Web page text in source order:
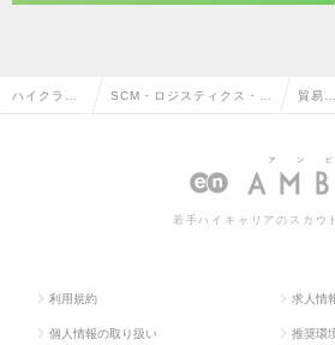
ハイクラス SCM・ロジスティクス・物 貿易・
若手ハイキャリアのスカウ
利用規約 求人情
個人情報の取り扱い 推奨環